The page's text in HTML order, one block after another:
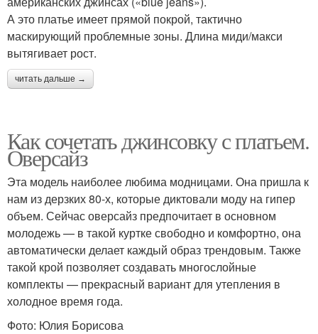
А это платье имеет прямой покрой, тактично
маскирующий проблемные зоны. Длина миди/макси
вытягивает рост.
читать дальше →
Как сочетать джинсовку с платьем.
Оверсайз
Эта модель наиболее любима модницами. Она пришла к
нам из дерзких 80-х, которые диктовали моду на гипер
объем. Сейчас оверсайз предпочитает в основном
молодежь — в такой куртке свободно и комфортно, она
автоматически делает каждый образ трендовым. Также
такой крой позволяет создавать многослойные
комплекты — прекрасный вариант для утепления в
холодное время года.
Фото: Юлия Борисова